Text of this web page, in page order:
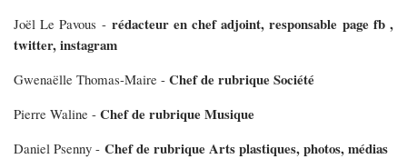
Joël Le Pavous - rédacteur en chef adjoint, responsable page fb ,
twitter, instagram
Gwenaëlle Thomas-Maire - Chef de rubrique Société
Pierre Waline - Chef de rubrique Musique
Daniel Psenny - Chef de rubrique Arts plastiques, photos, médias